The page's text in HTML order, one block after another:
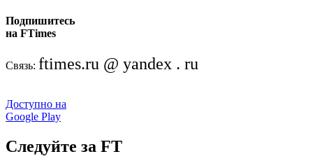
Подпишитесь
на FTimes
Связь: ftimes.ru @ yandex . ru
Доступно на
Google Play
Следуйте за FT